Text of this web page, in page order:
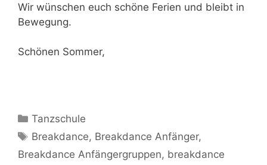
Wir wünschen euch schöne Ferien und bleibt in
Bewegung.
Schönen Sommer,
Kategorien
Tanzschule
Schlagwörter
Breakdance, Breakdance Anfänger,
Breakdance Anfängergruppen, breakdance